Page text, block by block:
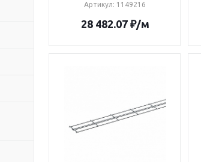
Артикул: 1149216
28 482.07₽/м